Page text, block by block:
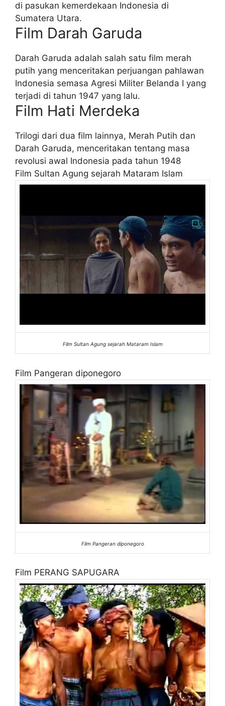
di pasukan kemerdekaan Indonesia di
Sumatera Utara.
Film Darah Garuda
Darah Garuda adalah salah satu film merah
putih yang menceritakan perjuangan pahlawan
Indonesia semasa Agresi Militer Belanda I yang
terjadi di tahun 1947 yang lalu.
Film Hati Merdeka
Trilogi dari dua film lainnya, Merah Putih dan
Darah Garuda, menceritakan tentang masa
revolusi awal Indonesia pada tahun 1948
Film Sultan Agung sejarah Mataram Islam
Film Sultan Agung sejarah Mataram Islam
Film Pangeran diponegoro
Film Pangeran diponegoro
Film PERANG SAPUGARA